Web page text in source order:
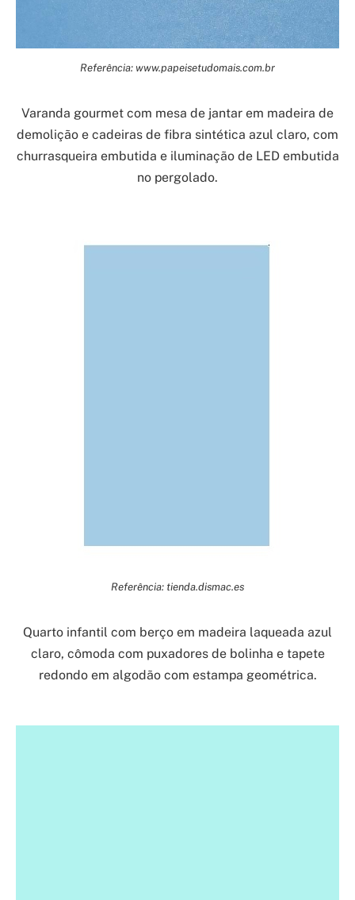
Referência: www.papeisetudomais.com.br
Varanda gourmet com mesa de jantar em madeira de
demolição e cadeiras de fibra sintética azul claro, com
churrasqueira embutida e iluminação de LED embutida
no pergolado.
Referência: tienda.dismac.es
Quarto infantil com berço em madeira laqueada azul
claro, cômoda com puxadores de bolinha e tapete
redondo em algodão com estampa geométrica.